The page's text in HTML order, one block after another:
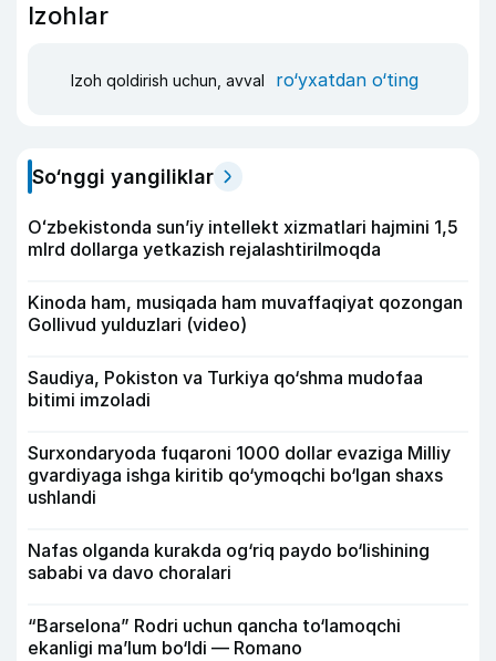
Izohlar
Izoh qoldirish uchun, avval ro‘yxatdan o‘ting
So‘nggi yangiliklar
Oʻzbekistonda sunʼiy intellekt xizmatlari hajmini 1,5
mlrd dollarga yetkazish rejalashtirilmoqda
Kinoda ham, musiqada ham muvaffaqiyat qozongan
Gollivud yulduzlari (video)
Saudiya, Pokiston va Turkiya qo‘shma mudofaa
bitimi imzoladi
Surxondaryoda fuqaroni 1000 dollar evaziga Milliy
gvardiyaga ishga kiritib qo‘ymoqchi bo‘lgan shaxs
ushlandi
Nafas olganda kurakda og‘riq paydo bo‘lishining
sababi va davo choralari
“Barselona” Rodri uchun qancha to‘lamoqchi
ekanligi ma’lum bo‘ldi — Romano